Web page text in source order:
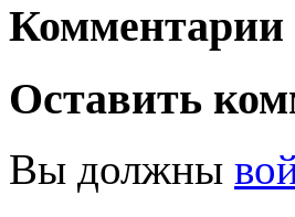
Комментарии
Оставить
Вы должны